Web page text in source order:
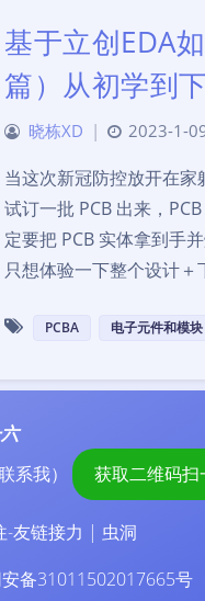
基于立创EDA
篇）从初学到
晓栋XD | 2023-1-
当这次新冠防控放开在
试订一批 PCB 出来，
定要把 PCB 实体拿到手
只想体验一下整个设计＋
PCBA 电子元件和模块
系我） 获取二维码扫
-友链接力 | 虫洞
备31011502017665号